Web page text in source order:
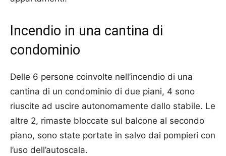
Incendio in una cantina di
condominio
Delle 6 persone coinvolte nell’incendio di una
cantina di un condominio di due piani, 4 sono
riuscite ad uscire autonomamente dallo stabile. Le
altre 2, rimaste bloccate sul balcone al secondo
piano, sono state portate in salvo dai pompieri con
l’uso dell’autoscala.